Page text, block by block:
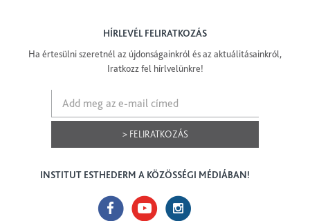
HÍRLEVÉL FELIRATKOZÁS
Ha értesülni szeretnél az újdonságainkról és az aktuálitásainkról,
Iratkozz fel hírlvelünkre!
> FELIRATKOZÁS
INSTITUT ESTHEDERM A KÖZÖSSÉGI MÉDIÁBAN!